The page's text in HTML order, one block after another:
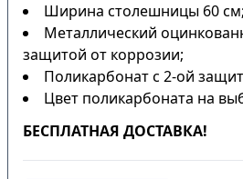
Ширина столешницы 60 см;
Металлический
защитой от коррозии;
Поликарбонат с 2-ой
Цвет поликарбоната на
БЕСПЛАТНАЯ ДОСТАВКА!